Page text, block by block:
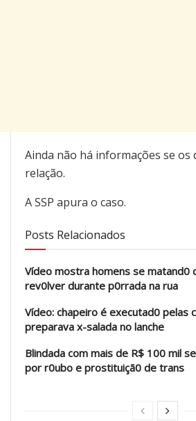
Ainda não há informações se os
relação.
A SSP apura o caso.
Posts Relacionados
Vídeo mostra homens se matand0
rev0lver durante p0rrada na rua
Vídeo: chapeiro é executad0 pelas
preparava x-salada no lanche
Blindada com mais de R$ 100 mil
por r0ubo e prostituiçã0 de trans